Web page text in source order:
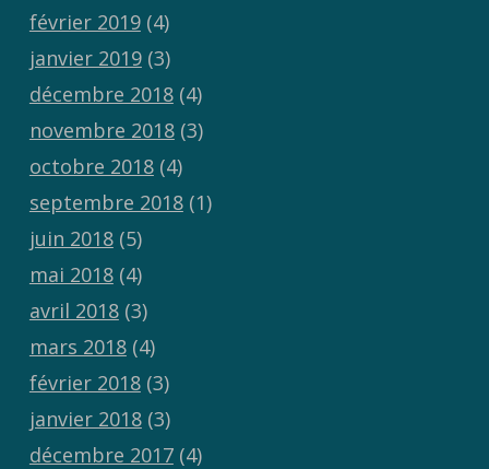
février 2019(4)
janvier 2019(3)
décembre 2018(4)
novembre 2018(3)
octobre 2018(4)
septembre 2018(1)
juin 2018(5)
mai 2018(4)
avril 2018(3)
mars 2018(4)
février 2018(3)
janvier 2018(3)
décembre 2017(4)